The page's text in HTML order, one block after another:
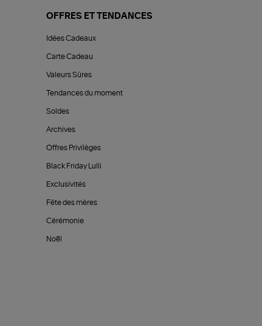
OFFRES ET TENDANCES
Idées Cadeaux
Carte Cadeau
Valeurs Sûres
Tendances du moment
Soldes
Archives
Offres Privilèges
Black Friday Lulli
Exclusivités
Fête des mères
Cérémonie
Noël